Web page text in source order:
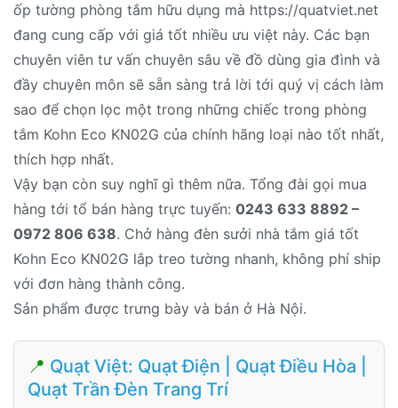
ốp tường phòng tắm hữu dụng mà https://quatviet.net
đang cung cấp với giá tốt nhiều ưu việt này. Các bạn
chuyên viên tư vấn chuyên sâu về đồ dùng gia đình và
đầy chuyên môn sẽ sẵn sàng trả lời tới quý vị cách làm
sao để chọn lọc một trong những chiếc trong phòng
tắm Kohn Eco KN02G của chính hãng loại nào tốt nhất,
thích hợp nhất.
Vậy bạn còn suy nghĩ gì thêm nữa. Tổng đài gọi mua
hàng tới tổ bán hàng trực tuyến: 0243 633 8892 –
0972 806 638. Chở hàng đèn sưởi nhà tắm giá tốt
Kohn Eco KN02G lắp treo tường nhanh, không phí ship
với đơn hàng thành công.
Sản phẩm được trưng bày và bán ở Hà Nội.
📍 Quạt Việt: Quạt Điện | Quạt Điều Hòa |
Quạt Trần Đèn Trang Trí